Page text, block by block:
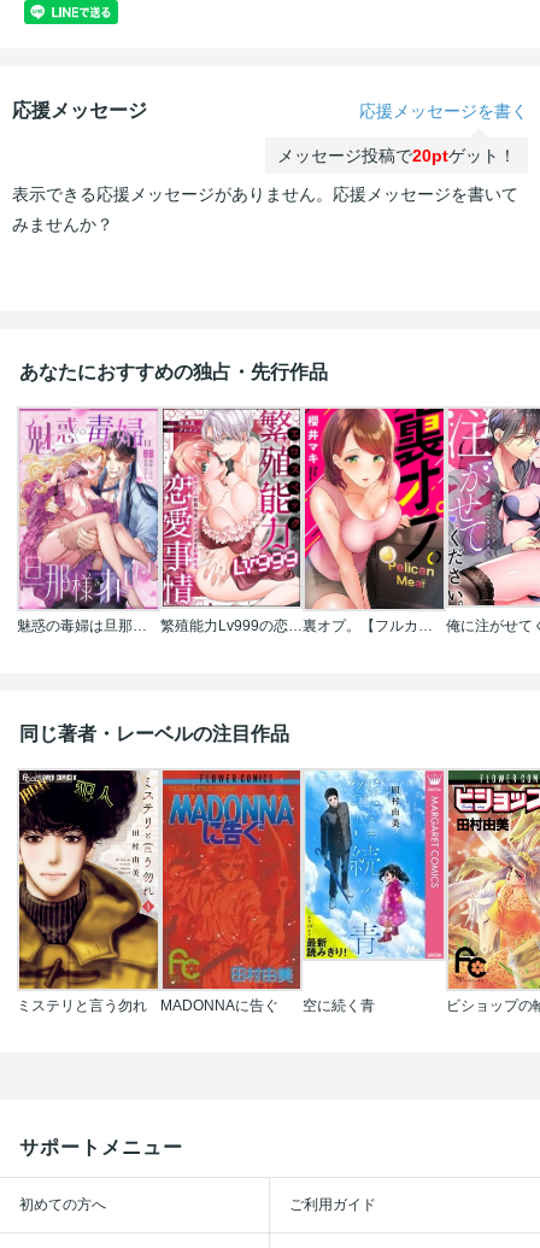
応援メッセージ 応援メッセージを書く
メッセージ投稿で20ptゲット！
表示できる応援メッセージがありません。応援メッセージを書いて
みませんか？
あなたにおすすめの独占・先行作品
魅惑の毒婦は旦那様をオトしたい 繁殖能力Lv999の恋愛事情 ―幼なじみ候爵令息とのウブあま新婚生活―（単話版） 裏オプ。【フルカラー】
同じ著者・レーベルの注目作品
ミステリと言う勿れ MADONNAに告ぐ 空に続く青 ビショップの
サポートメニュー
初めての方へ ご利用ガイド